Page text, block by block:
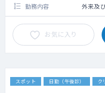
勤務内容 外来及
お気に入り
スポット 日勤（午後診） ク